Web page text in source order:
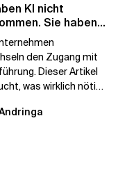
KI nicht
Sie haben
gekauft.
den Zugang mit
Dieser Artikel
was wirklich nötig